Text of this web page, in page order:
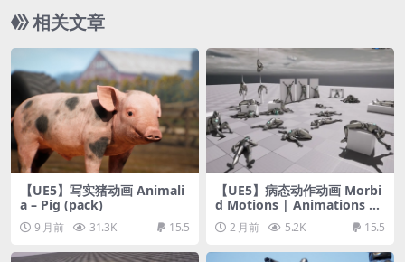
相关文章
【UE5】写实猪动画 Animali
a – Pig (pack)
9 月前 31.3K 15.5
【UE5】病态动作动画 Morbi
d Motions | Animations an
d Poses
2 月前 5.2K 15.5